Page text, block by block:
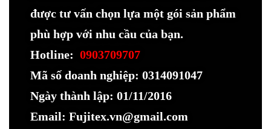
được tư vấn chọn lựa một gói sản phẩm
phù hợp với nhu cầu của bạn.
Hotline: 0903709707
Mã số doanh nghiệp: 0314091047
Ngày thành lập: 01/11/2016
Email: Fujitex.vn@gmail.com